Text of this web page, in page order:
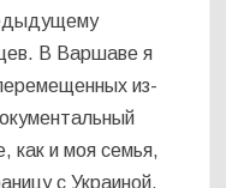
В Варшаве я
из-
как и моя семья,
с Украиной,